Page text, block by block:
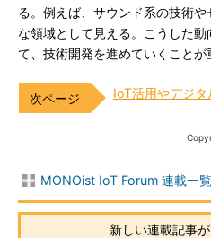
る。例えば、サウンド系の技術
な領域として見える。こうした
て、技術開発を進めていくことが
IoT活用やデジ
MONOist IoT Forum 連載一覧
新しい連載記事